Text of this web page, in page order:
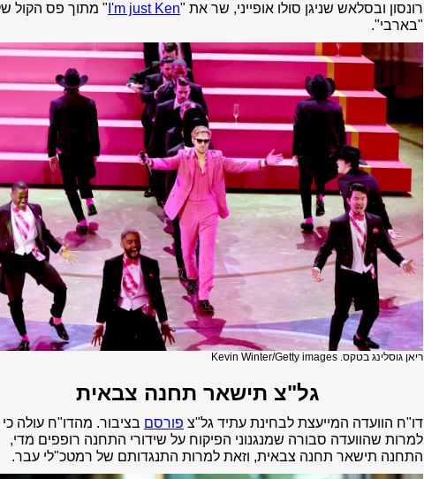
רונסון ובסלאש שניגן סולו אופייני, שר את "I'm just Ken " מתוך פס הקול
"בארבי".
ריאן גוסלינג בטקס. Kevin Winter/Getty images
גל"צ תישאר תחנה צבאית
דו"ח הוועדה המייעצת לבחינת עתיד גל"צ פורסם בציבור. מהדו"ח עולה כי
למרות שהוועדה סבורה שמנגנוני הפיקוח על שידורי התחנה רופפים מדי,
התחנה תישאר תחנה צבאית, וזאת למרות התנגדותם של רמטכ"לי עבר.